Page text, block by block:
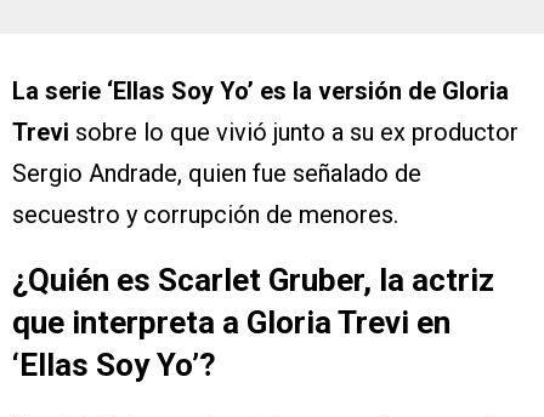
La serie ‘Ellas Soy Yo’ es la versión de Gloria
Trevi sobre lo que vivió junto a su ex productor
Sergio Andrade, quien fue señalado de
secuestro y corrupción de menores.
¿Quién es Scarlet Gruber, la actriz
que interpreta a Gloria Trevi en
‘Ellas Soy Yo’?